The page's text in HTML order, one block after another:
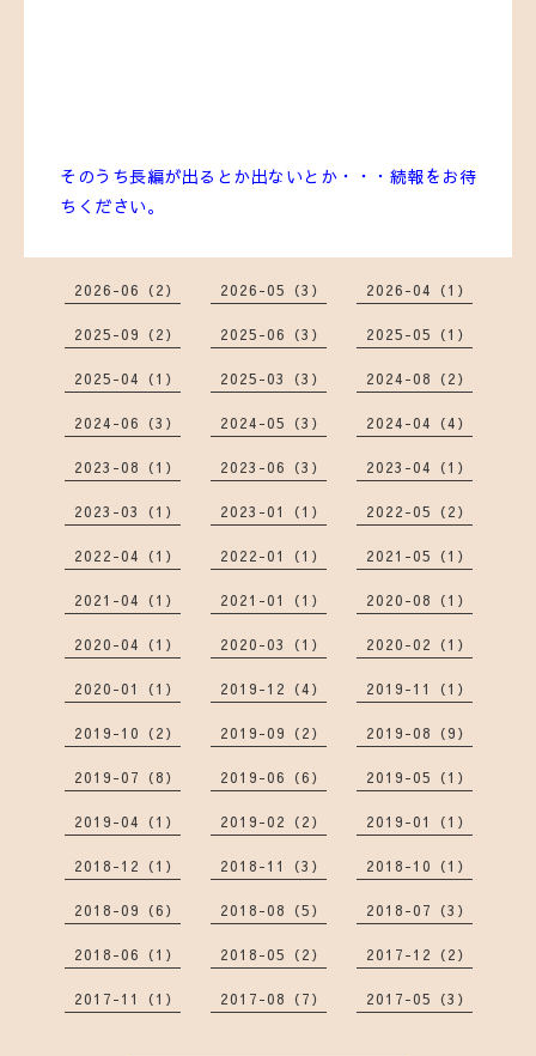
そのうち長編が出るとか出ないとか・・・続報をお待
ちください。
2026-06（2） 2026-05（3） 2026-04（1）
2025-09（2） 2025-06（3） 2025-05（1）
2025-04（1） 2025-03（3） 2024-08（2）
2024-06（3） 2024-05（3） 2024-04（4）
2023-08（1） 2023-06（3） 2023-04（1）
2023-03（1） 2023-01（1） 2022-05（2）
2022-04（1） 2022-01（1） 2021-05（1）
2021-04（1） 2021-01（1） 2020-08（1）
2020-04（1） 2020-03（1） 2020-02（1）
2020-01（1） 2019-12（4） 2019-11（1）
2019-10（2） 2019-09（2） 2019-08（9）
2019-07（8） 2019-06（6） 2019-05（1）
2019-04（1） 2019-02（2） 2019-01（1）
2018-12（1） 2018-11（3） 2018-10（1）
2018-09（6） 2018-08（5） 2018-07（3）
2018-06（1） 2018-05（2） 2017-12（2）
2017-11（1） 2017-08（7） 2017-05（3）